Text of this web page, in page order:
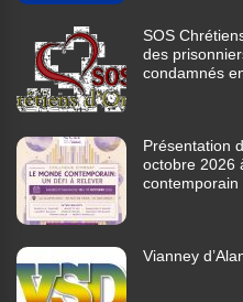
SOS
des
condamnés
Présentation
octobre 2026
contemporain
Vianney